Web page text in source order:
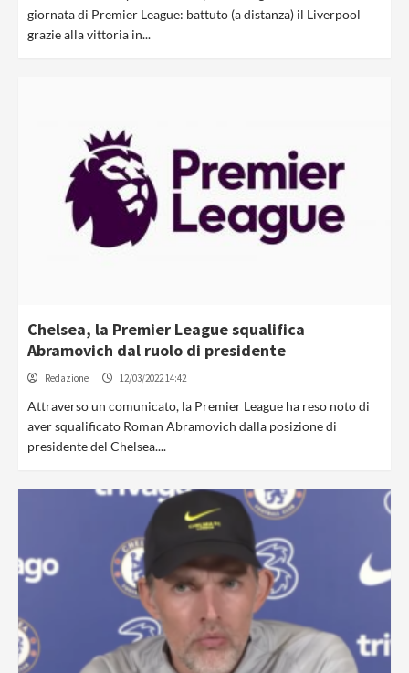
giornata di Premier League: battuto (a distanza) il Liverpool
grazie alla vittoria in...
Chelsea, la Premier League squalifica
Abramovich dal ruolo di presidente
Redazione 12/03/2022 14:42
Attraverso un comunicato, la Premier League ha reso noto di
aver squalificato Roman Abramovich dalla posizione di
presidente del Chelsea....